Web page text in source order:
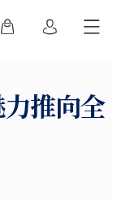
推向全